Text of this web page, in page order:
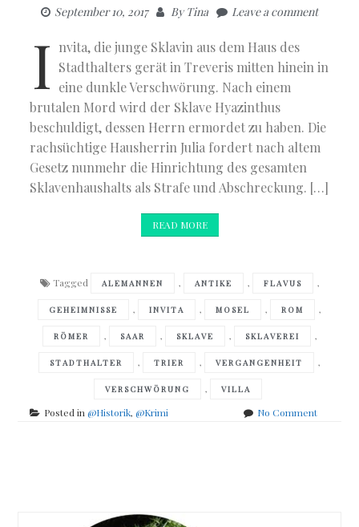
September 10, 2017 ByTina Leave a comment
I nvita, die junge Sklavin aus dem Haus des
Stadthalters gerät in Treveris mitten hinein in
eine dunkle Verschwörung. Nach einem
brutalen Mord wird der Sklave Hyazinthus
beschuldigt, dessen Herrn ermordet zu haben. Die
rachsüchtige Hausherrin Julia fordert nach altem
Gesetz nunmehr die Hinrichtung des gesamten
Sklavenhaushalts als Strafe und Abschreckung. […]
READ MORE
Tagged ALEMANNEN , ANTIKE , FLAVUS ,
GEHEIMNISSE , INVITA , MOSEL , ROM ,
RÖMER , SAAR , SKLAVE , SKLAVEREI ,
STADTHALTER , TRIER , VERGANGENHEIT ,
VERSCHWÖRUNG , VILLA
Posted in@Historik,@Krimi No Commenton
navigation